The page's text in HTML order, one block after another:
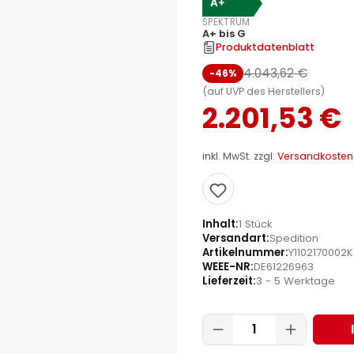
SPEKTRUM
A+ bis G
Produktdatenblatt
-46% 4.043,62 €
(auf UVP des Herstellers)
2.201,53 €
inkl. MwSt. zzgl. Versandkosten
Inhalt 1 Stück
Versandart Spedition
Artikelnummer Y1102170002K
WEEE-NR DE61226963
Lieferzeit 3 - 5 Werktage
Produkt